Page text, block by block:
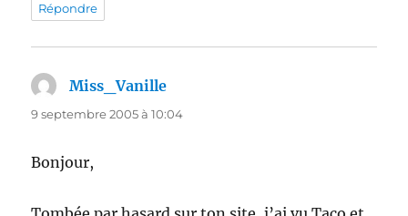
Répondre
Miss_Vanille
9 septembre 2005 à 10:04
Bonjour,